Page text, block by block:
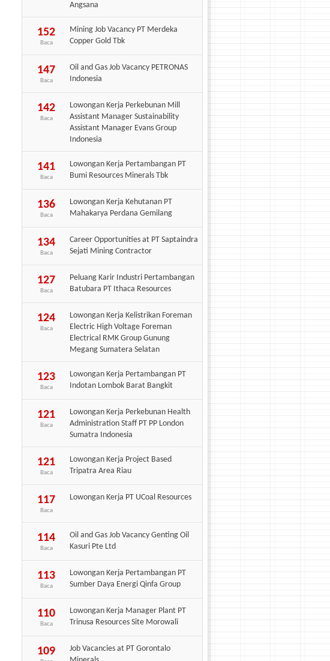
Angsana
152
Baca
Mining Job Vacancy PT Merdeka
Copper Gold Tbk
147
Baca
Oil and Gas Job Vacancy PETRONAS
Indonesia
142
Baca
Lowongan Kerja Perkebunan Mill
Assistant Manager Sustainability
Assistant Manager Evans Group
Indonesia
141
Baca
Lowongan Kerja Pertambangan PT
Bumi Resources Minerals Tbk
136
Baca
Lowongan Kerja Kehutanan PT
Mahakarya Perdana Gemilang
134
Baca
Career Opportunities at PT Saptaindra
Sejati Mining Contractor
127
Baca
Peluang Karir Industri Pertambangan
Batubara PT Ithaca Resources
124
Baca
Lowongan Kerja Kelistrikan Foreman
Electric High Voltage Foreman
Electrical RMK Group Gunung
Megang Sumatera Selatan
123
Baca
Lowongan Kerja Pertambangan PT
Indotan Lombok Barat Bangkit
121
Baca
Lowongan Kerja Perkebunan Health
Administration Staff PT PP London
Sumatra Indonesia
121
Baca
Lowongan Kerja Project Based
Tripatra Area Riau
117
Baca
Lowongan Kerja PT UCoal Resources
114
Baca
Oil and Gas Job Vacancy Genting Oil
Kasuri Pte Ltd
113
Baca
Lowongan Kerja Pertambangan PT
Sumber Daya Energi Qinfa Group
110
Baca
Lowongan Kerja Manager Plant PT
Trinusa Resources Site Morowali
109
Job Vacancies at PT Gorontalo